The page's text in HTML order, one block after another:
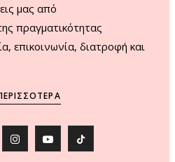
μας από
πραγματικότητας
επικοινωνία, διατροφή και
I
Y
T